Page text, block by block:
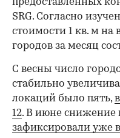
предоставленных
SRG. Согласно
стоимости 1 кв. м
городов за месяц
С весны число
стабильно
локаций было пять,
12. В июне снижение
зафиксировали уже